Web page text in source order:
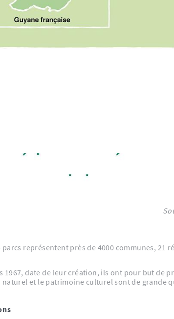
parcs représentent près de 4000 communes,
1967, date de leur création, ils ont pour but de
naturel et le patrimoine culturel sont de grande